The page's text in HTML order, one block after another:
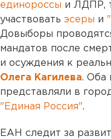
единороссы и ЛДПР,
участвовать эсеры и
Довыборы
мандатов после
и осуждения к
Олега Кагилева. Оба
представляли в
"Единая Россия".
ЕАН следит за